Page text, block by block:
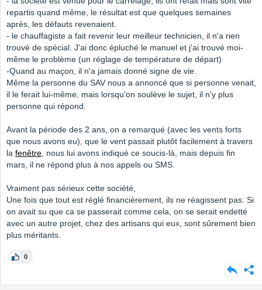
repartis quand même, le résultat est que quelques semaines
après, les défauts revenaient.
- le chauffagiste a fait revenir leur meilleur technicien, il n'a rien
trouvé de spécial. J'ai donc épluché le manuel et j'ai trouvé moi-
même le problème (un réglage de température de départ)
-Quand au maçon, il n'a jamais donné signe de vie.
Même la personne du SAV nous a annoncé que si personne venait,
il le ferait lui-même, mais lorsqu'on soulève le sujet, il n'y plus
personne qui répond.
Avant la période des 2 ans, on a remarqué (avec les vents forts
que nous avons eu), que le vent passait plutôt facilement à travers
la fenêtre, nous lui avons indiqué ce soucis-là, mais depuis fin
mars, il ne répond plus à nos appels ou SMS.
Vraiment pas sérieux cette société,
Une fois que tout est réglé financièrement, ils ne réagissent pas. Si
on avait su que ca se passerait comme cela, on se serait endetté
avec un autre projet, chez des artisans qui eux, sont sûrement bien
plus méritants.
0